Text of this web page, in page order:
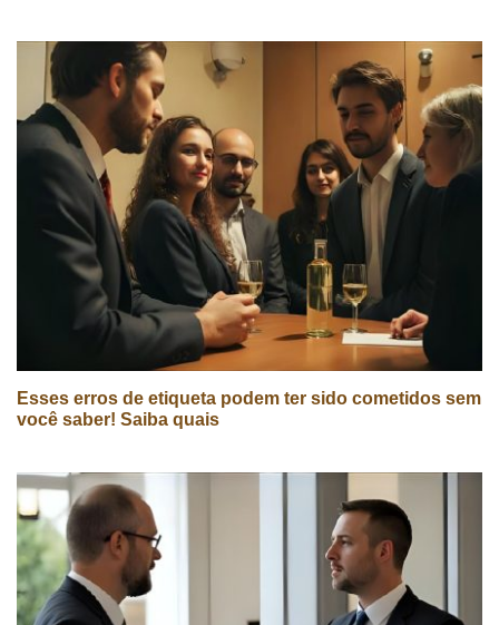
Esses erros de etiqueta podem ter sido cometidos sem
você saber! Saiba quais